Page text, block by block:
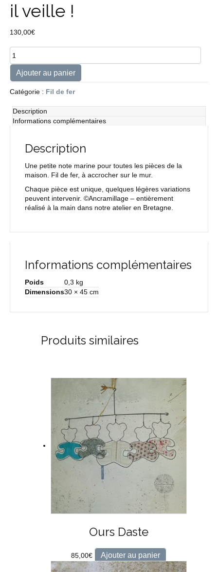
il veille !
130,00€
quantité
de
veille
!
Ajouter au panier
Catégorie : Fil de fer
Description
Informations complémentaires
Description
Une petite note marine pour toutes les pièces de la
maison. Fil de fer, à accrocher sur le mur.
Chaque pièce est unique, quelques légères variations
peuvent intervenir. ©Ancramillage – entièrement
réalisé à la main dans notre atelier en Bretagne.
Informations complémentaires
Poids
0,3 kg
Dimensions30 × 45 cm
Produits similaires
Ours Daste
85,00€ Ajouter au panier